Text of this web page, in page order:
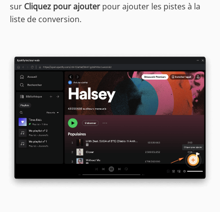
sur Cliquez pour ajouter pour ajouter les pistes à la
liste de conversion.